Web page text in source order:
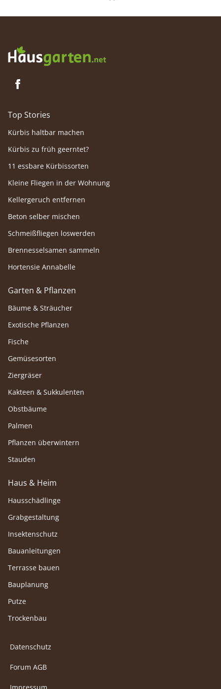
Top Stories
Kürbis haltbar machen
Kürbis zu früh geerntet?
11 essbare Kürbissorten
Kleine Fliegen in der Wohnung
Kellergeruch entfernen
Beton selber mischen
Schmeißfliegen loswerden
Brennesselsamen sammeln
Hortensie Annabelle
Garten & Pflanzen
Bäume & Sträucher
Exotische Pflanzen
Fische
Gemüsesorten
Ziergräser
Kakteen & Sukkulenten
Obstbäume
Palmen
Pflanzen überwintern
Stauden
Haus & Heim
Hausschädlinge
Grabgestaltung
Insektenschutz
Bauanleitungen
Terrasse bauen
Bauplanung
Putze
Trockenbau
Datenschutz
Forum AGB